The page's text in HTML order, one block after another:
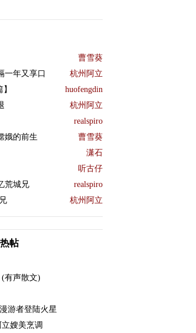
曹雪葵
一年又享口 杭州阿立
huofengdin
杭州阿立
realspiro
娥的前生 曹雪葵
潇石
听古仔
荒城兄 realspiro
杭州阿立
帖
有声散文)
游者登陆火星
嫂美烹调